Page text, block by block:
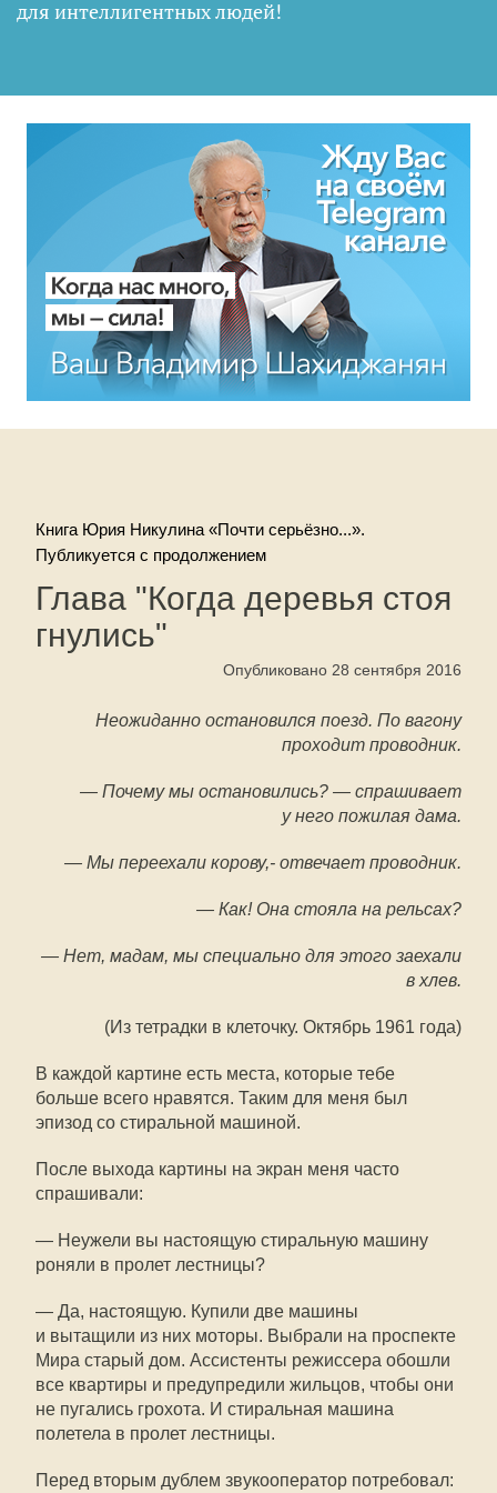
для интеллигентных людей!
Книга Юрия Никулина «Почти серьёзно...».
Публикуется с продолжением
Глава "Когда деревья стоя
гнулись"
Опубликовано 28 сентября 2016
Неожиданно остановился поезд. По вагону
проходит проводник.
— Почему мы остановились? — спрашивает
у него пожилая дама.
— Мы переехали корову,- отвечает проводник.
— Как! Она стояла на рельсах?
— Нет, мадам, мы специально для этого заехали
в хлев.
(Из тетрадки в клеточку. Октябрь 1961 года)
В каждой картине есть места, которые тебе
больше всего нравятся. Таким для меня был
эпизод со стиральной машиной.
После выхода картины на экран меня часто
спрашивали:
— Неужели вы настоящую стиральную машину
роняли в пролет лестницы?
— Да, настоящую. Купили две машины
и вытащили из них моторы. Выбрали на проспекте
Мира старый дом. Ассистенты режиссера обошли
все квартиры и предупредили жильцов, чтобы они
не пугались грохота. И стиральная машина
полетела в пролет лестницы.
Перед вторым дублем звукооператор потребовал: